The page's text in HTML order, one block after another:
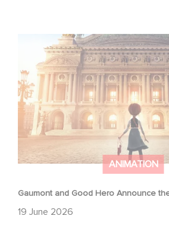
ANIMATION
Gaumont and Good Hero Announce
19 June 2026
Gaumont and Good Hero Announce